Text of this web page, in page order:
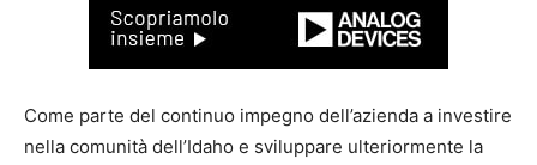
Come parte del continuo impegno dell’azienda a investire
nella comunità dell’Idaho e sviluppare ulteriormente la